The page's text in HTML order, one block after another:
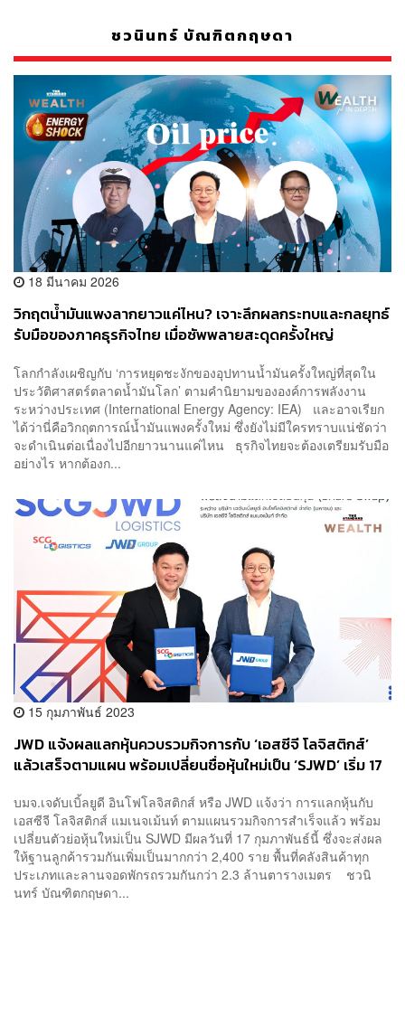
ชวนินทร์ บัณฑิตกฤษดา
18 มีนาคม 2026
วิกฤตน้ำมันแพงลากยาวแค่ไหน? เจาะลึกผลกระทบและกลยุทธ์
รับมือของภาคธุรกิจไทย เมื่อซัพพลายสะดุดครั้งใหญ่
โลกกำลังเผชิญกับ ‘การหยุดชะงักของอุปทานน้ำมันครั้งใหญ่ที่สุดใน
ประวัติศาสตร์ตลาดน้ำมันโลก’ ตามคำนิยามขององค์การพลังงาน
ระหว่างประเทศ (International Energy Agency: IEA) และอาจเรียก
ได้ว่านี่คือวิกฤตการณ์น้ำมันแพงครั้งใหม่ ซึ่งยังไม่มีใครทราบแน่ชัดว่า
จะดำเนินต่อเนื่องไปอีกยาวนานแค่ไหน ธุรกิจไทยจะต้องเตรียมรับมือ
อย่างไร หากต้องก...
15 กุมภาพันธ์ 2023
JWD แจ้งผลแลกหุ้นควบรวมกิจการกับ ‘เอสซีจี โลจิสติกส์’
แล้วเสร็จตามแผน พร้อมเปลี่ยนชื่อหุ้นใหม่เป็น ‘SJWD’ เริ่ม 17
บมจ.เจดับเบิ้ลยูดี อินโฟโลจิสติกส์ หรือ JWD แจ้งว่า การแลกหุ้นกับ
เอสซีจี โลจิสติกส์ แมเนจเม้นท์ ตามแผนรวมกิจการสำเร็จแล้ว พร้อม
เปลี่ยนตัวย่อหุ้นใหม่เป็น SJWD มีผลวันที่ 17 กุมภาพันธ์นี้ ซึ่งจะส่งผล
ให้ฐานลูกค้ารวมกันเพิ่มเป็นมากกว่า 2,400 ราย พื้นที่คลังสินค้าทุก
ประเภทและลานจอดพักรถรวมกันกว่า 2.3 ล้านตารางเมตร ชวนิ
นทร์ บัณฑิตกฤษดา...